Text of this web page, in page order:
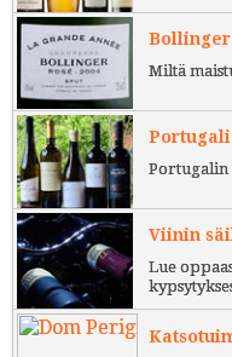
Bollinger
Miltä
Viinin
Lue